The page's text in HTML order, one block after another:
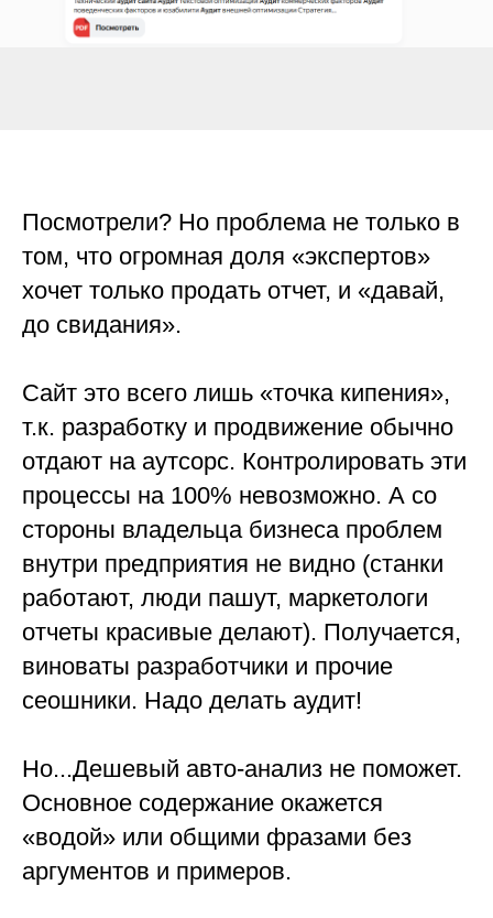
Посмотрели? Но проблема не только в
том, что огромная доля «экспертов»
хочет только продать отчет, и «давай,
до свидания».
Сайт это всего лишь «точка кипения»,
т.к. разработку и продвижение обычно
отдают на аутсорс. Контролировать эти
процессы на 100% невозможно. А со
стороны владельца бизнеса проблем
внутри предприятия не видно (станки
работают, люди пашут, маркетологи
отчеты красивые делают). Получается,
виноваты разработчики и прочие
сеошники. Надо делать аудит!
Но...Дешевый авто-анализ не поможет.
Основное содержание окажется
«водой» или общими фразами без
аргументов и примеров.